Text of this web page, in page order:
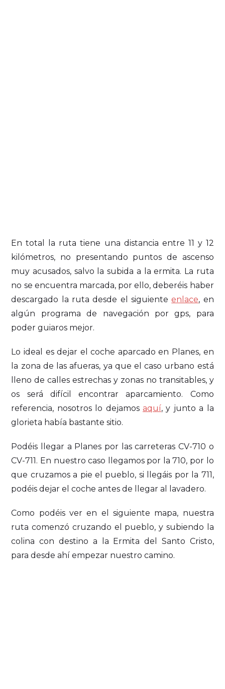
En total la ruta tiene una distancia entre 11 y 12
kilómetros, no presentando puntos de ascenso
muy acusados, salvo la subida a la ermita. La ruta
no se encuentra marcada, por ello, deberéis haber
descargado la ruta desde el siguienteenlace, en
algún programa de navegación por gps, para
poder guiaros mejor.
Lo ideal es dejar el coche aparcado en Planes, en
la zona de las afueras, ya que el caso urbano está
lleno de calles estrechas y zonas no transitables, y
os será difícil encontrar aparcamiento. Como
referencia, nosotros lo dejamos aquí, y junto a la
glorieta había bastante sitio.
Podéis llegar a Planes por las carreteras CV-710 o
CV-711. En nuestro caso llegamos por la 710, por lo
que cruzamos a pie el pueblo, si llegáis por la 711,
podéis dejar el coche antes de llegar al lavadero.
Como podéis ver en el siguiente mapa, nuestra
ruta comenzó cruzando el pueblo, y subiendo la
colina con destino a la Ermita del Santo Cristo,
para desde ahí empezar nuestro camino.